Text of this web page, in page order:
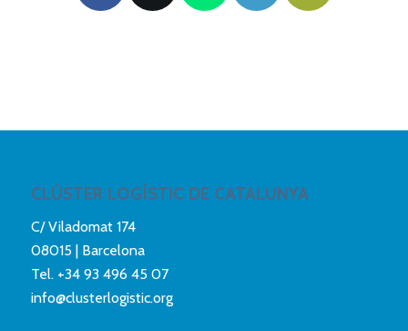
CLÚSTER LOGÍSTIC DE CATALUNYA
C/ Viladomat 174
08015 | Barcelona
Tel. +34 93 496 45 07
info@clusterlogistic.org